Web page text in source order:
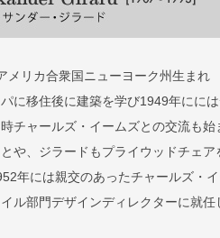
メリカ合衆国ニューヨーク州生まれ
に移住後に建築を学び1949年にに
チャールズ・イームズとの交流も
や、ジラードもプライウッドチェア
年には親交のあったチャールズ・
ル部門デザインディレクターに就